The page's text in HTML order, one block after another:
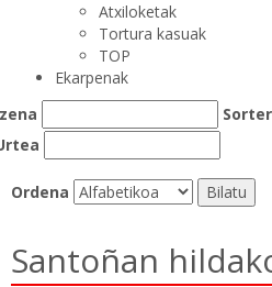
Atxiloketak
Tortura kasuak
TOP
Ekarpenak
Ordena
Santoñan